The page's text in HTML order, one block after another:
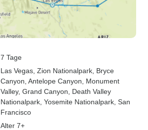
7 Tage
Las Vegas , Zion Nationalpark , Bryce
Canyon , Antelope Canyon , Monument
Valley, Grand Canyon , Death Valley
Nationalpark , Yosemite Nationalpark , San
Francisco
Alter 7+